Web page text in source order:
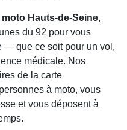
Hauts-de-Seine,
du 92 pour vous
— que ce soit pour un vol,
médicale. Nos
de la carte
à moto, vous
et vous déposent à